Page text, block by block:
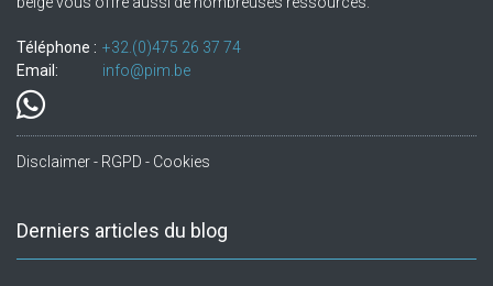
Téléphone : +32.(0)475 26 37 74
Email:
info@pim.be
Disclaimer - RGPD - Cookies
Derniers articles du blog